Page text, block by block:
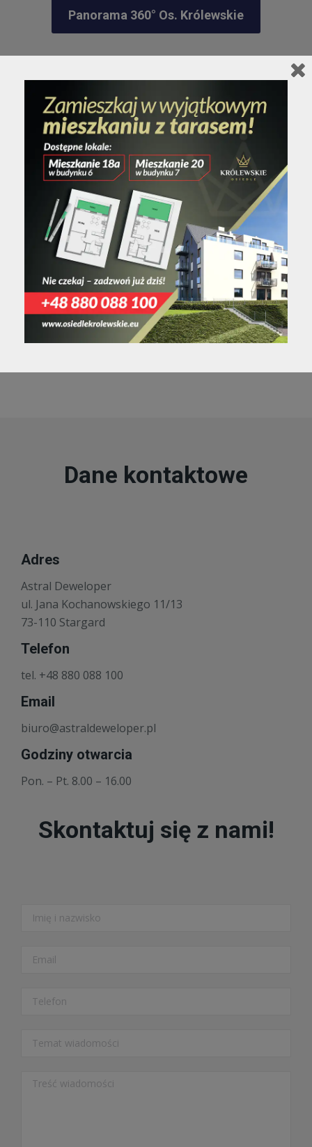
Panorama 360° Os. Królewskie
To co nas wyróżnia
Bezpieczeństwo
Komfort i styl
Jakość
Dane kontaktowe
Adres
Astral Deweloper
ul. Jana Kochanowskiego 11/13
73-110 Stargard
Telefon
tel. +48 880 088 100
Email
biuro@astraldeweloper.pl
Godziny otwarcia
Pon. – Pt. 8.00 – 16.00
Skontaktuj się z nami!